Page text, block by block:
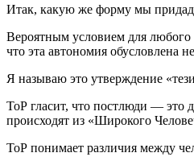
Итак, какую же фор­му мы
Веро­ят­ным усло­ви­ем для любо­го
что эта авто­но­мия обу­слов­ле­на
Я назы­ваю это утвер­жде­ние
ТоР гла­сит, что пост­лю­ди — это
про­ис­хо­дят из «Широ­ко­го
ТоР пони­ма­ет раз­ли­чия меж­ду